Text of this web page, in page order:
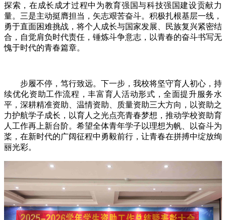
探索，在成长成才过程中为教育强国与科技强国建设贡献力
量。三是主动挺膺担当，矢志艰苦奋斗。积极扎根基层一线，
勇于直面困难挑战，将个人成长与国家发展、民族复兴紧密结
合，自觉肩负时代责任，锤炼斗争意志，以青春的奋斗书写无
愧于时代的青春篇章。
步履不停，笃行致远。下一步，我校将坚守育人初心，持
续优化资助工作流程，丰富育人活动形式，全面提升服务水
平，深耕精准资助、温情资助、质量资助三大方向，以资助之
力护航学子成长，以育人之光点亮青春梦想，推动学校资助育
人工作再上新台阶。希望全体青年学子以理想为帆、以奋斗为
桨，在新时代的广阔征程中勇毅前行，让青春在拼搏中绽放绚
丽光彩。